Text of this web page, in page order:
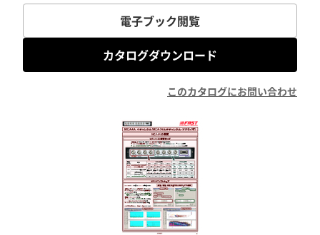
電子ブック閲覧
カタログダウンロード
このカタログにお問い合わせ